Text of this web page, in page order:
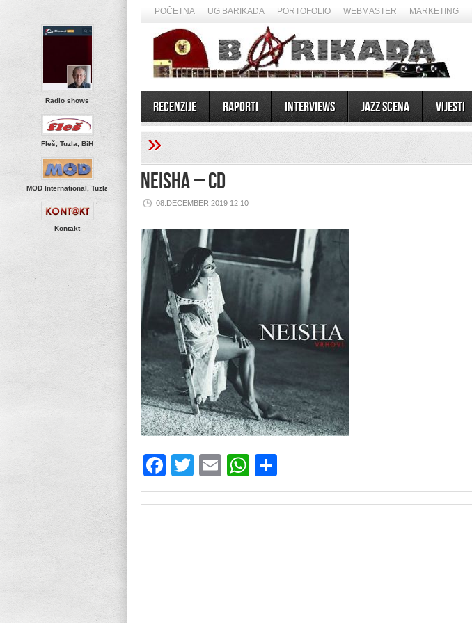
POČETNA UG BARIKADA PORTOFOLIO WEBMASTER MARKETING
Recenzije Raporti Interviews Jazz scena Vijesti
Radio shows
Fleš, Tuzla, BiH
MOD International, Tuzla
Kontakt
»
Neisha – CD
08.DECEMBER 2019 12:10
Facebook
TwitterEmailWhatsApp